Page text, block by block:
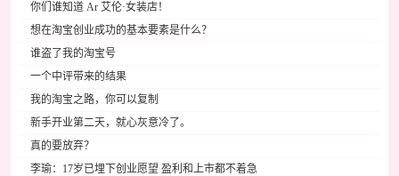
你们谁知道 Ar 艾伦·女装店！
想在淘宝创业成功的基本要素是什么？
谁盗了我的淘宝号
一个中评带来的结果
我的淘宝之路，你可以复制
新手开业第二天，就心灰意冷了。
真的要放弃？
李瑜：17岁已埋下创业愿望 盈利和上市都不着急